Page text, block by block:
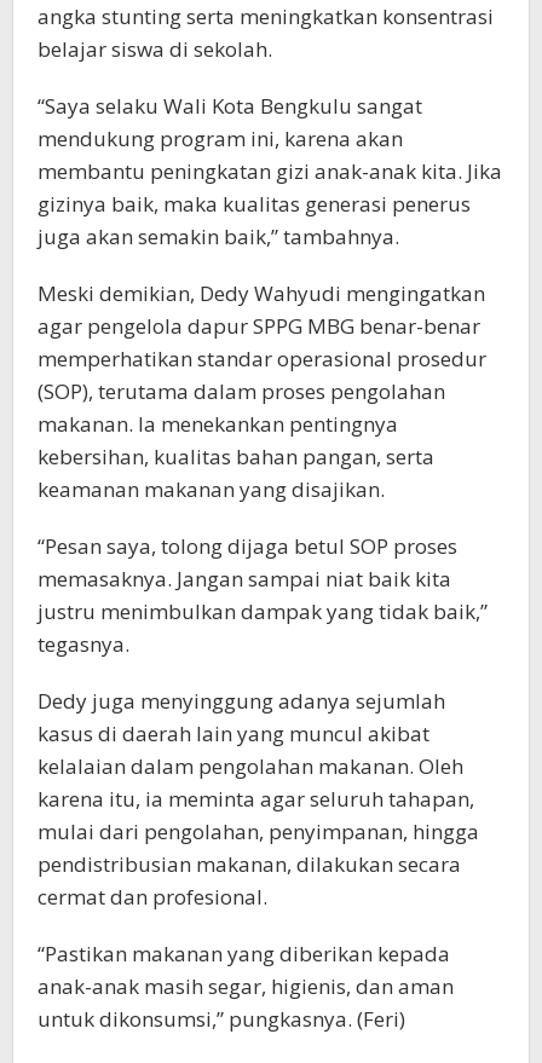
angka stunting serta meningkatkan konsentrasi
belajar siswa di sekolah.
“Saya selaku Wali Kota Bengkulu sangat
mendukung program ini, karena akan
membantu peningkatan gizi anak-anak kita. Jika
gizinya baik, maka kualitas generasi penerus
juga akan semakin baik,” tambahnya.
Meski demikian, Dedy Wahyudi mengingatkan
agar pengelola dapur SPPG MBG benar-benar
memperhatikan standar operasional prosedur
(SOP), terutama dalam proses pengolahan
makanan. Ia menekankan pentingnya
kebersihan, kualitas bahan pangan, serta
keamanan makanan yang disajikan.
“Pesan saya, tolong dijaga betul SOP proses
memasaknya. Jangan sampai niat baik kita
justru menimbulkan dampak yang tidak baik,”
tegasnya.
Dedy juga menyinggung adanya sejumlah
kasus di daerah lain yang muncul akibat
kelalaian dalam pengolahan makanan. Oleh
karena itu, ia meminta agar seluruh tahapan,
mulai dari pengolahan, penyimpanan, hingga
pendistribusian makanan, dilakukan secara
cermat dan profesional.
“Pastikan makanan yang diberikan kepada
anak-anak masih segar, higienis, dan aman
untuk dikonsumsi,” pungkasnya. (Feri)